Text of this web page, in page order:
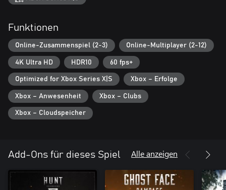
Living Game: Kämpfe immer weiter, denn die Welt befindet sich
neuen Events heraus, erweitern dein Waffenarsenal, stellen neue
Belohnungen. Schließ dich der wachsenden Hunt-Community an:
So bleibst du auf dem Laufenden und kannst dir einen Vorteil
Funktionen
Online-Zusammenspiel (2-3) Online-Multiplayer (2-12)
4K Ultra HD HDR10 60 fps+
Optimized for Xbox Series X|S Xbox – Erfolge
Xbox – Anwesenheit Xbox – Clubs
Xbox – Cloudspeicher
Add-Ons für dieses Spiel Alle anzeigen